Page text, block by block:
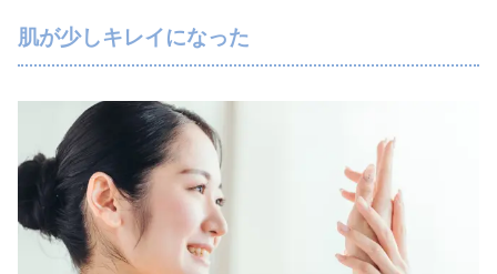
肌が少しキレイになった